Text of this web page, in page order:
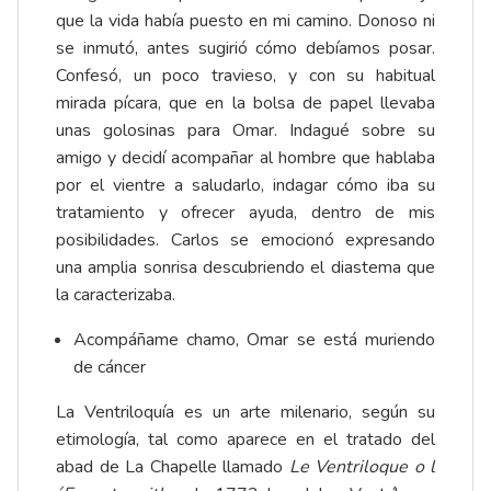
que la vida había puesto en mi camino. Donoso ni
se inmutó, antes sugirió cómo debíamos posar.
Confesó, un poco travieso, y con su habitual
mirada pícara, que en la bolsa de papel llevaba
unas golosinas para Omar. Indagué sobre su
amigo y decidí acompañar al hombre que hablaba
por el vientre a saludarlo, indagar cómo iba su
tratamiento y ofrecer ayuda, dentro de mis
posibilidades. Carlos se emocionó expresando
una amplia sonrisa descubriendo el diastema que
la caracterizaba.
Acompáñame chamo, Omar se está muriendo
de cáncer
La Ventriloquía es un arte milenario, según su
etimología, tal como aparece en el tratado del
abad de La Chapelle llamado Le Ventriloque o l